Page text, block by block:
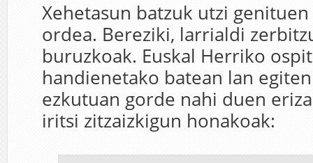
Xehetasun batzuk utzi
ordea. Bereziki, larrialdi
buruzkoak. Euskal Herriko
handienetako batean lan
ezkutuan gorde nahi duen
iritsi zitzaizkigun honakoak: